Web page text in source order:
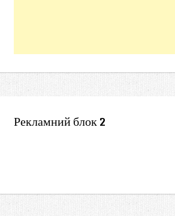
Рекламний блок 2